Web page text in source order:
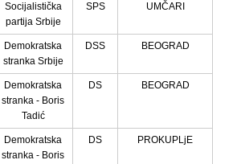
Socijalistička
partija Srbije
SPS UMČARI
Demokratska
stranka Srbije
DSS BEOGRAD
Demokratska
stranka - Boris
Tadić
DS BEOGRAD
Demokratska
stranka - Boris
DS PROKUPLjE